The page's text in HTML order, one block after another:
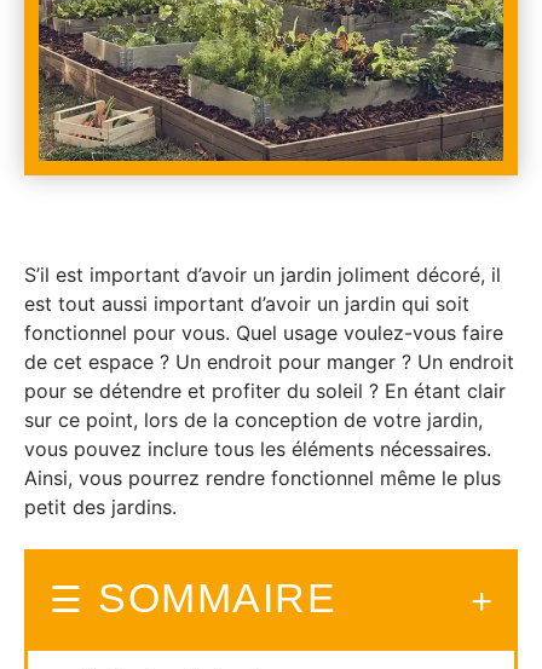
S’il est important d’avoir un jardin joliment décoré, il
est tout aussi important d’avoir un jardin qui soit
fonctionnel pour vous. Quel usage voulez-vous faire
de cet espace ? Un endroit pour manger ? Un endroit
pour se détendre et profiter du soleil ? En étant clair
sur ce point, lors de la conception de votre jardin,
vous pouvez inclure tous les éléments nécessaires.
Ainsi, vous pourrez rendre fonctionnel même le plus
petit des jardins.
SOMMAIRE